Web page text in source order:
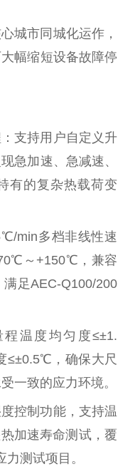
城市同城化运作，
幅缩短设备故障停
支持用户自定义升
急加速、急减速、
有的复杂热载荷变
min多档非线性速
～+150℃，兼容
足AEC-Q100/200
温度均匀度≤±1.
≤±0.5℃，确保大尺
一致的应力环境。
控制功能，支持温
加速寿命测试，覆
测试项目。